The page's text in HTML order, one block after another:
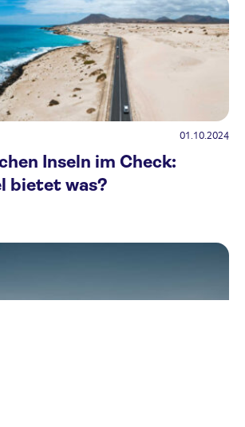
01.10.2024
Inseln im Check:
bietet was?